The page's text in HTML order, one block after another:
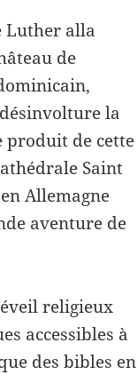
Luther alla
de
la
produit de cette
Saint
Allemagne
aventure de
religieux
accessibles à
des bibles en